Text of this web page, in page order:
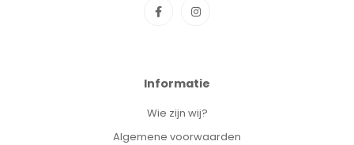
Informatie
Wie zijn wij?
Algemene voorwaarden